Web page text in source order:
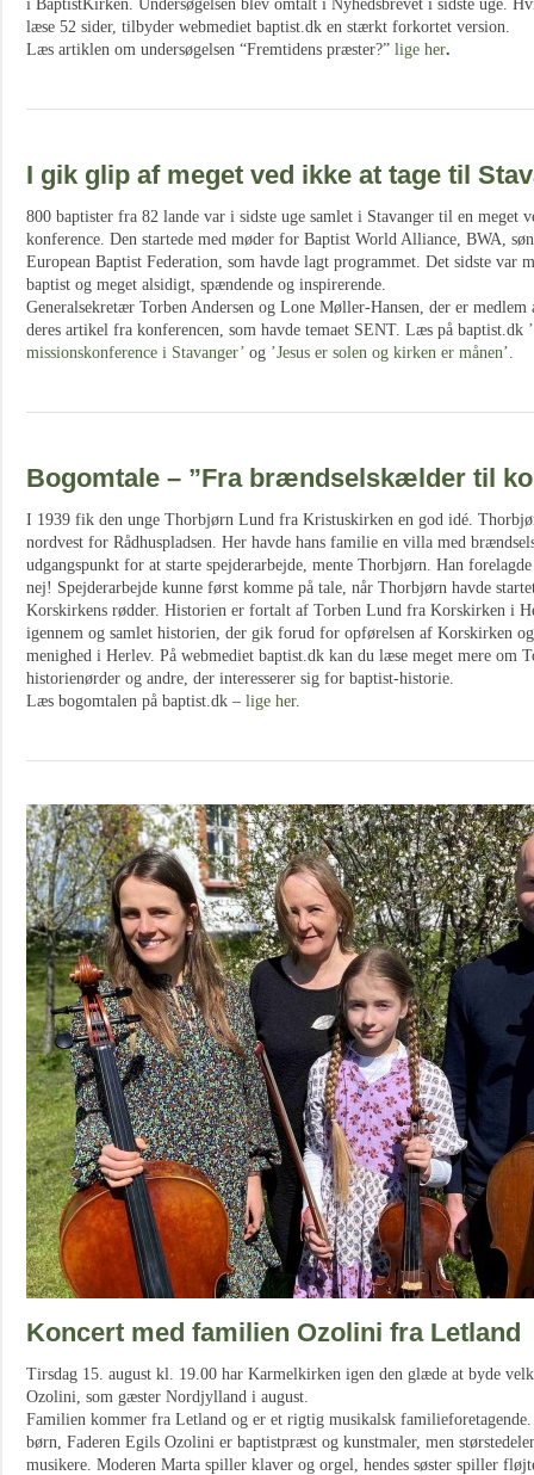
i BaptistKirken. Undersøgelsen blev omtalt i Nyhedsbrevet i sidste uge.
læse 52 sider, tilbyder webmediet baptist.dk en stærkt forkortet version.
Læs artiklen om undersøgelsen “Fremtidens præster?” lige her.
I gik glip af meget ved ikke at tage til
800 baptister fra 82 lande var i sidste uge samlet i Stavanger til en meget
konference. Den startede med møder for Baptist World Alliance, BWA,
European Baptist Federation, som havde lagt programmet. Det sidste var
baptist og meget alsidigt, spændende og inspirerende.
Generalsekretær Torben Andersen og Lone Møller-Hansen, der er
deres artikel fra konferencen, som havde temaet SENT. Læs på baptist.dk
missionskonference i Stavanger’ og ’Jesus er solen og kirken er månen’.
Bogomtale – ”Fra brændselskælder til
I 1939 fik den unge Thorbjørn Lund fra Kristuskirken en god idé.
nordvest for Rådhuspladsen. Her havde hans familie en villa med
udgangspunkt for at starte spejderarbejde, mente Thorbjørn. Han
nej! Spejderarbejde kunne først komme på tale, når Thorbjørn havde
Korskirkens rødder. Historien er fortalt af Torben Lund fra Korskirken i
igennem og samlet historien, der gik forud for opførelsen af Korskirken
menighed i Herlev. På webmediet baptist.dk kan du læse meget mere om
historienørder og andre, der interesserer sig for baptist-historie.
Læs bogomtalen på baptist.dk – lige her.
Koncert med familien Ozolini fra Letland
Tirsdag 15. august kl. 19.00 har Karmelkirken igen den glæde at byde
Ozolini, som gæster Nordjylland i august.
Familien kommer fra Letland og er et rigtig musikalsk
børn, Faderen Egils Ozolini er baptistpræst og kunstmaler, men
musikere. Moderen Marta spiller klaver og orgel, hendes søster spiller